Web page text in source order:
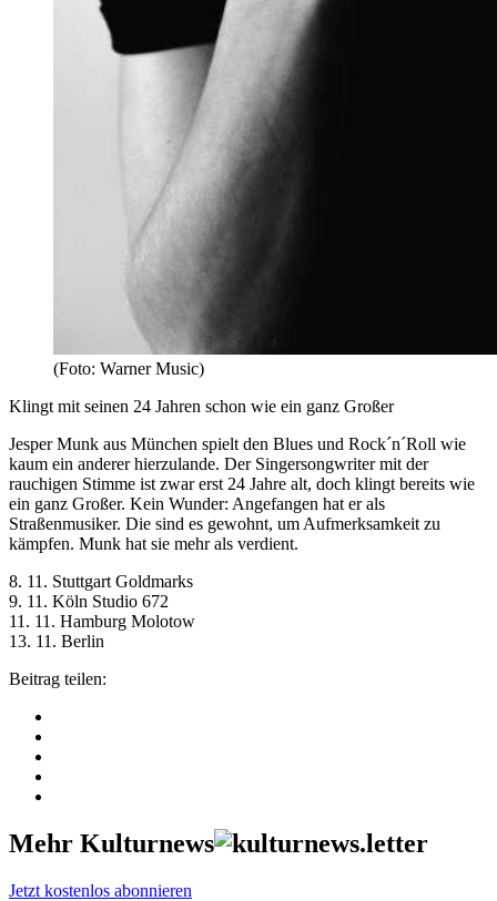
(Foto: Warner Music)
Klingt mit seinen 24 Jahren schon wie ein ganz Großer
Jesper Munk aus München spielt den Blues und Rock´n´Roll wie
kaum ein anderer hierzulande. Der Singersongwriter mit der
rauchigen Stimme ist zwar erst 24 Jahre alt, doch klingt bereits wie
ein ganz Großer. Kein Wunder: Angefangen hat er als
Straßenmusiker. Die sind es gewohnt, um Aufmerksamkeit zu
kämpfen. Munk hat sie mehr als verdient.
8. 11. Stuttgart Goldmarks
9. 11. Köln Studio 672
11. 11. Hamburg Molotow
13. 11. Berlin
Beitrag teilen:
Mehr Kulturnews
Jetzt kostenlos abonnieren